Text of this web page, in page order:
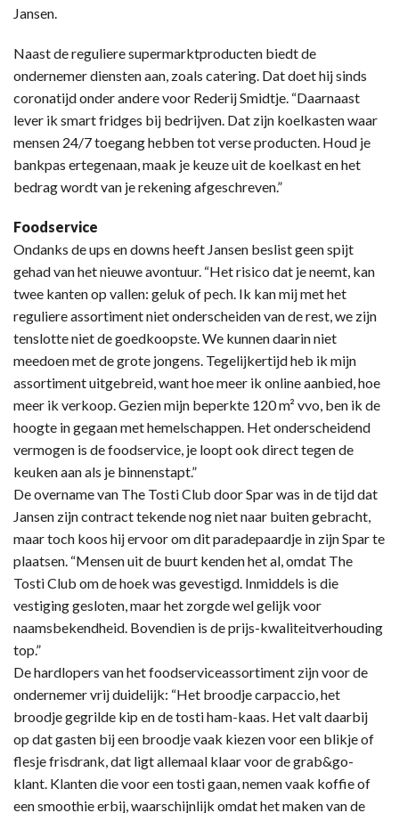
Jansen.
Naast de reguliere supermarktproducten biedt de
ondernemer diensten aan, zoals catering. Dat doet hij sinds
coronatijd onder andere voor Rederij Smidtje. “Daarnaast
lever ik smart fridges bij bedrijven. Dat zijn koelkasten waar
mensen 24/7 toegang hebben tot verse producten. Houd je
bankpas ertegenaan, maak je keuze uit de koelkast en het
bedrag wordt van je rekening afgeschreven.”
Foodservice
Ondanks de ups en downs heeft Jansen beslist geen spijt
gehad van het nieuwe avontuur. “Het risico dat je neemt, kan
twee kanten op vallen: geluk of pech. Ik kan mij met het
reguliere assortiment niet onderscheiden van de rest, we zijn
tenslotte niet de goedkoopste. We kunnen daarin niet
meedoen met de grote jongens. Tegelijkertijd heb ik mijn
assortiment uitgebreid, want hoe meer ik online aanbied, hoe
meer ik verkoop. Gezien mijn beperkte 120 m² vvo, ben ik de
hoogte in gegaan met hemelschappen. Het onderscheidend
vermogen is de foodservice, je loopt ook direct tegen de
keuken aan als je binnenstapt.”
De overname van The Tosti Club door Spar was in de tijd dat
Jansen zijn contract tekende nog niet naar buiten gebracht,
maar toch koos hij ervoor om dit paradepaardje in zijn Spar te
plaatsen. “Mensen uit de buurt kenden het al, omdat The
Tosti Club om de hoek was gevestigd. Inmiddels is die
vestiging gesloten, maar het zorgde wel gelijk voor
naamsbekendheid. Bovendien is de prijs-kwaliteitverhouding
top.”
De hardlopers van het foodserviceassortiment zijn voor de
ondernemer vrij duidelijk: “Het broodje carpaccio, het
broodje gegrilde kip en de tosti ham-kaas. Het valt daarbij
op dat gasten bij een broodje vaak kiezen voor een blikje of
flesje frisdrank, dat ligt allemaal klaar voor de grab&go-
klant. Klanten die voor een tosti gaan, nemen vaak koffie of
een smoothie erbij, waarschijnlijk omdat het maken van de